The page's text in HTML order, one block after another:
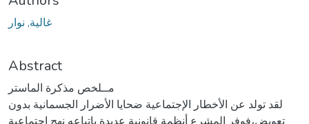
غالية, نوار
Abstract
مــلخص مذكرة الماستر
لقد تولد عن الأخطار الإجتماعية ضحايا الأضرار الجسمانية بدون